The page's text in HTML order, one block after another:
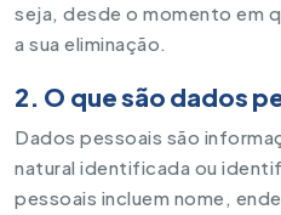
seja, desde o momento em
a sua eliminação.
2. O que são dados
Dados pessoais são
natural identificada ou
pessoais incluem nome,